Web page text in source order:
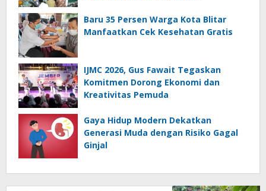
Baru 35 Persen Warga Kota Blitar
Manfaatkan Cek Kesehatan Gratis
IJMC 2026, Gus Fawait Tegaskan
Komitmen Dorong Ekonomi dan
Kreativitas Pemuda
Gaya Hidup Modern Dekatkan
Generasi Muda dengan Risiko Gagal
Ginjal